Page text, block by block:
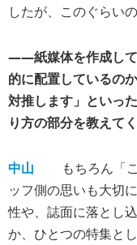
したが、このぐらい
――紙媒体を作成して
的に配置しているの
対推します」といっ
り方の部分を教えてく
中山
もちろん「
ッフ側の思いも大切
性や、誌面に落とし
か、ひとつの特集と